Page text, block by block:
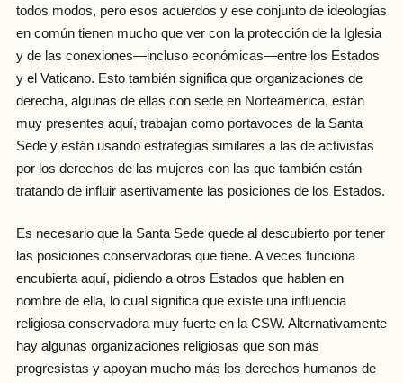
todos modos, pero esos acuerdos y ese conjunto de ideologías
en común tienen mucho que ver con la protección de la Iglesia
y de las conexiones—incluso económicas—entre los Estados
y el Vaticano. Esto también significa que organizaciones de
derecha, algunas de ellas con sede en Norteamérica, están
muy presentes aquí, trabajan como portavoces de la Santa
Sede y están usando estrategias similares a las de activistas
por los derechos de las mujeres con las que también están
tratando de influir asertivamente las posiciones de los Estados.
Es necesario que la Santa Sede quede al descubierto por tener
las posiciones conservadoras que tiene. A veces funciona
encubierta aquí, pidiendo a otros Estados que hablen en
nombre de ella, lo cual significa que existe una influencia
religiosa conservadora muy fuerte en la CSW. Alternativamente
hay algunas organizaciones religiosas que son más
progresistas y apoyan mucho más los derechos humanos de